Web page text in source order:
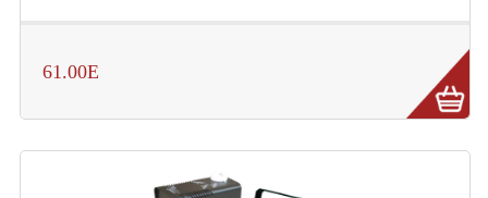
Enceintes Hifi
61.00E